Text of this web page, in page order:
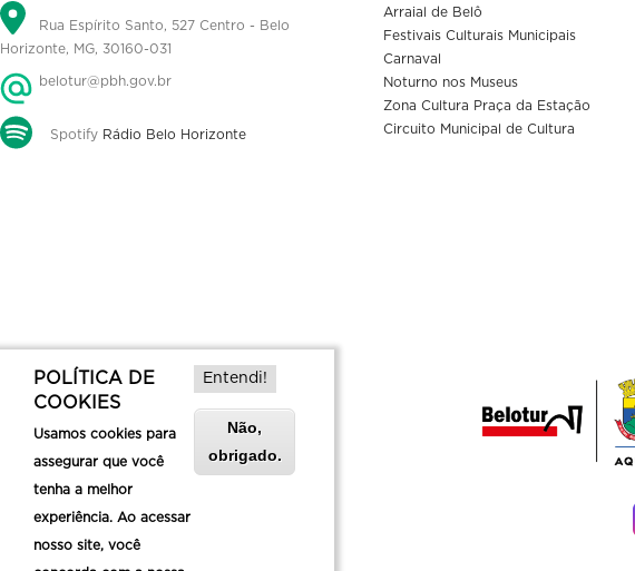
Rua Espírito Santo, 527 Centro - Belo
Horizonte, MG, 30160-031
belotur@pbh.gov.br
Spotify Rádio Belo Horizonte
Arraial de Belô
Festivais Culturais Municipais
Carnaval
Noturno nos Museus
Zona Cultura Praça da Estação
Circuito Municipal de Cultura
POLÍTICA DE
COOKIES
Usamos cookies para
assegurar que você
tenha a melhor
experiência. Ao acessar
nosso site, você
Entendi!
Não,
obrigado.